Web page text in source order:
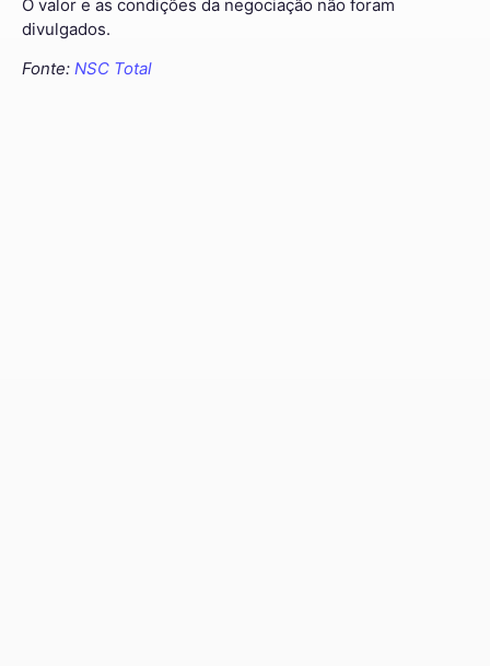
O valor e as condições da negociação não foram
divulgados.
Fonte: NSC Total